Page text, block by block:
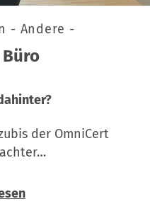
- Andere -
der OmniCert